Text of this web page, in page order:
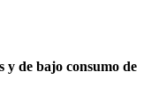
y de bajo consumo de